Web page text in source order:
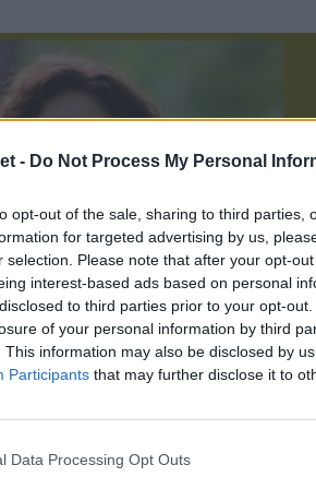
- Do Not Process My Personal
opt-out of the sale, sharing to third parties,
for targeted advertising by us,
selection. Please note that after your opt-
interest-based ads based on personal
to third parties prior to your opt-
of your personal information by third
This information may also be disclosed by
Participants that may further disclose it to
Data Processing Opt Outs